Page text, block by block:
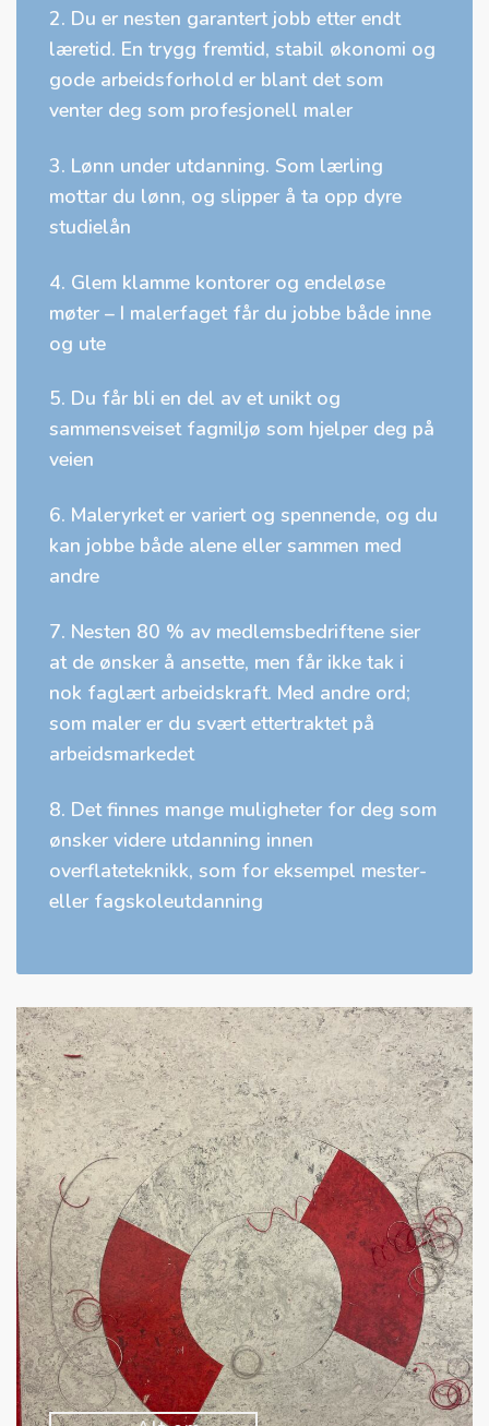
2. Du er nesten garantert jobb etter endt
læretid. En trygg fremtid, stabil økonomi og
gode arbeidsforhold er blant det som
venter deg som profesjonell maler
3. Lønn under utdanning. Som lærling
mottar du lønn, og slipper å ta opp dyre
studielån
4. Glem klamme kontorer og endeløse
møter – I malerfaget får du jobbe både inne
og ute
5. Du får bli en del av et unikt og
sammensveiset fagmiljø som hjelper deg på
veien
6. Maleryrket er variert og spennende, og du
kan jobbe både alene eller sammen med
andre
7. Nesten 80 % av medlemsbedriftene sier
at de ønsker å ansette, men får ikke tak i
nok faglært arbeidskraft. Med andre ord;
som maler er du svært ettertraktet på
arbeidsmarkedet
8. Det finnes mange muligheter for deg som
ønsker videre utdanning innen
overflateteknikk, som for eksempel mester-
eller fagskoleutdanning
REGION
MESTERSKAP
2026